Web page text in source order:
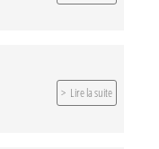
Lire la suite